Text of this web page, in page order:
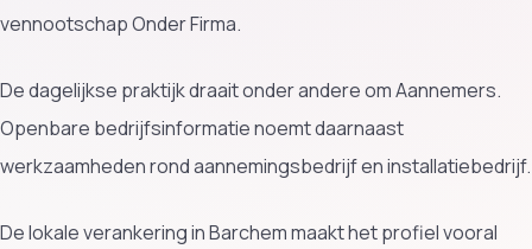
vennootschap Onder Firma.
De dagelijkse praktijk draait onder andere om Aannemers.
Openbare bedrijfsinformatie noemt daarnaast
werkzaamheden rond aannemingsbedrijf en installatiebedrijf.
De lokale verankering in Barchem maakt het profiel vooral